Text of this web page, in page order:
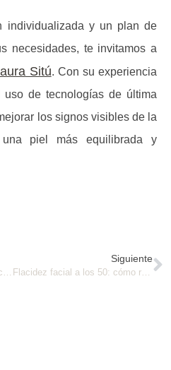
individualizada y un plan de
necesidades, te invitamos a
Sitú. Con su experiencia
de tecnologías de última
los signos visibles de la
piel más equilibrada y
El mejor tratamiento para la flacidez facial sin pasar por quirófano
Siguiente
Flacidez facial a los 50: cómo recuperar firmeza con radiofrecuencia